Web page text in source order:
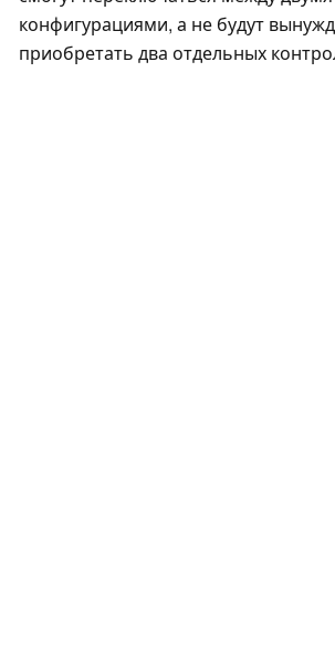
конфигурациями, а не будут
приобретать два отдельных